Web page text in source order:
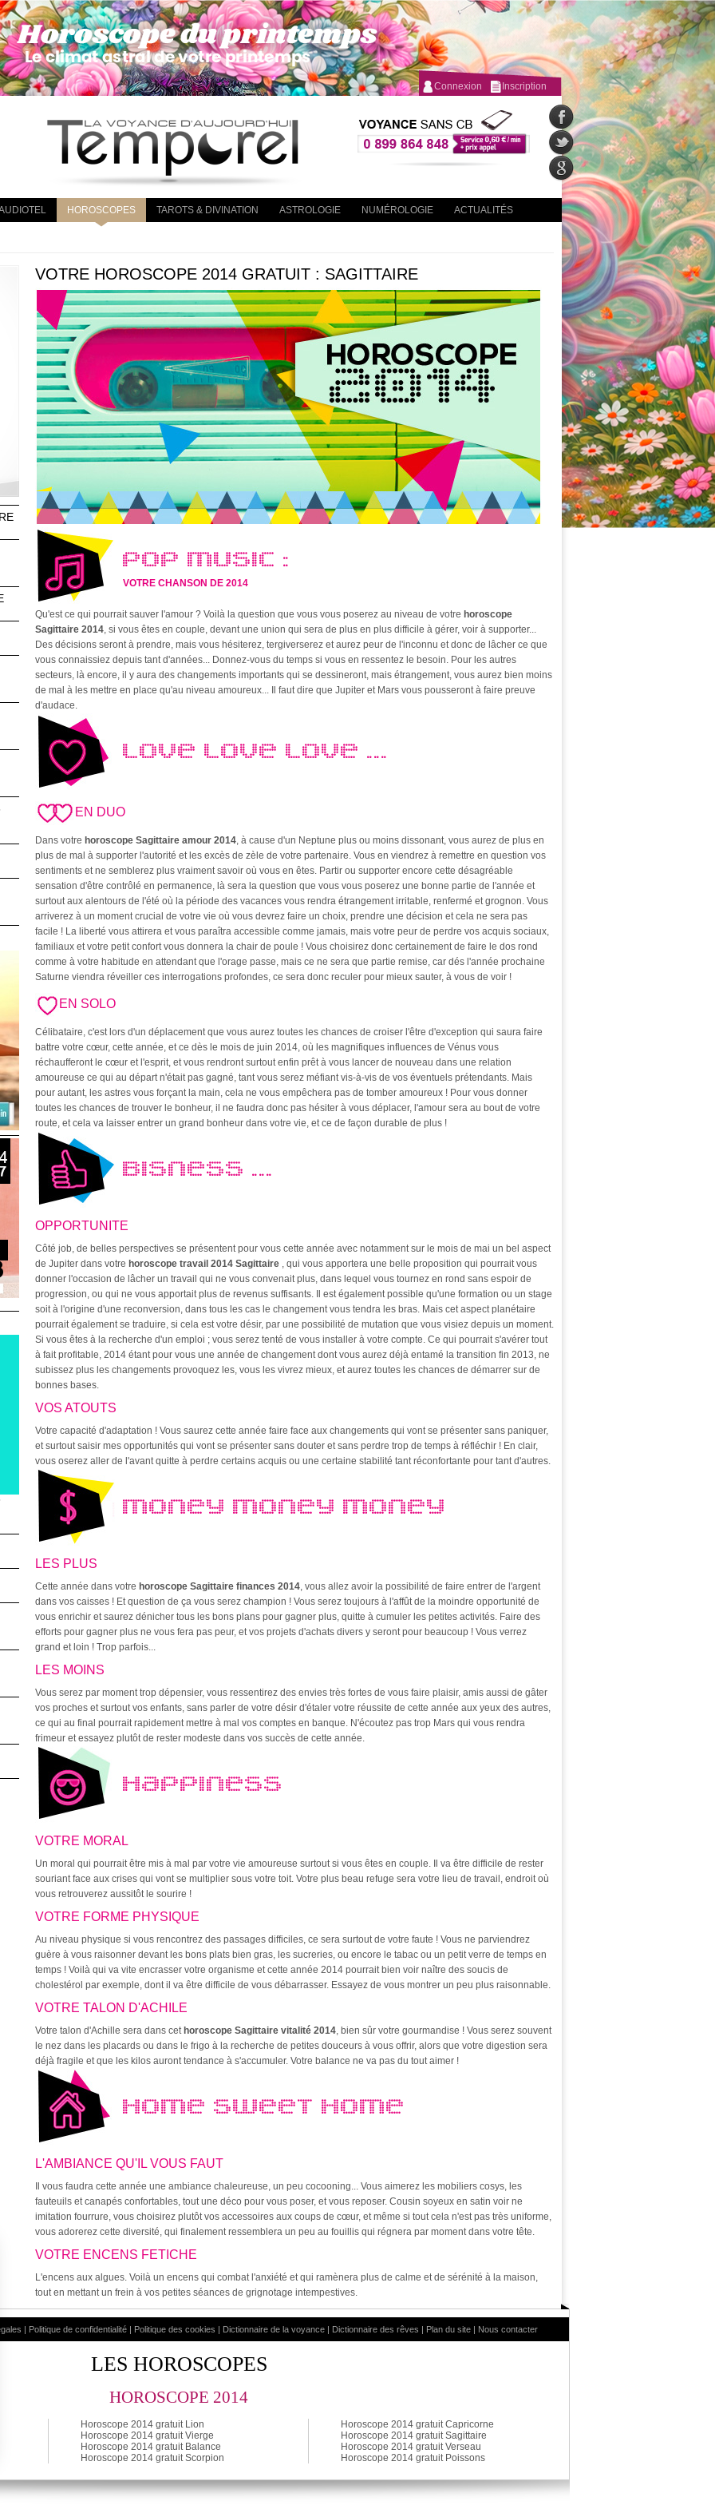
Connexion Inscription
HOROSCOPES TAROTS & DIVINATION ASTROLOGIE NUMÉROLOGIE ACTUALITÉS
VOTRE HOROSCOPE 2014 GRATUIT : SAGITTAIRE
POP MUSIC :
VOTRE CHANSON DE 2014
Qu'est ce qui pourrait sauver l'amour ? Voilà la question que vous vous poserez au niveau de votre horoscope
Sagittaire 2014, si vous êtes en couple, devant une union qui sera de plus en plus difficile à gérer, voir à supporter...
Des décisions seront à prendre, mais vous hésiterez, tergiverserez et aurez peur de l'inconnu et donc de lâcher ce que
vous connaissiez depuis tant d'années... Donnez-vous du temps si vous en ressentez le besoin. Pour les autres
secteurs, là encore, il y aura des changements importants qui se dessineront, mais étrangement, vous aurez bien moins
de mal à les mettre en place qu'au niveau amoureux... Il faut dire que Jupiter et Mars vous pousseront à faire preuve
d'audace.
LOVE LOVE LOVE ...
EN DUO
Dans votre horoscope Sagittaire amour 2014, à cause d'un Neptune plus ou moins dissonant, vous aurez de plus en
plus de mal à supporter l'autorité et les excès de zèle de votre partenaire. Vous en viendrez à remettre en question vos
sentiments et ne semblerez plus vraiment savoir où vous en êtes. Partir ou supporter encore cette désagréable
sensation d'être contrôlé en permanence, là sera la question que vous vous poserez une bonne partie de l'année et
surtout aux alentours de l'été où la période des vacances vous rendra étrangement irritable, renfermé et grognon. Vous
arriverez à un moment crucial de votre vie où vous devrez faire un choix, prendre une décision et cela ne sera pas
facile ! La liberté vous attirera et vous paraîtra accessible comme jamais, mais votre peur de perdre vos acquis sociaux,
familiaux et votre petit confort vous donnera la chair de poule ! Vous choisirez donc certainement de faire le dos rond
comme à votre habitude en attendant que l'orage passe, mais ce ne sera que partie remise, car dés l'année prochaine
Saturne viendra réveiller ces interrogations profondes, ce sera donc reculer pour mieux sauter, à vous de voir !
EN SOLO
Célibataire, c'est lors d'un déplacement que vous aurez toutes les chances de croiser l'être d'exception qui saura faire
battre votre cœur, cette année, et ce dès le mois de juin 2014, où les magnifiques influences de Vénus vous
réchaufferont le cœur et l'esprit, et vous rendront surtout enfin prêt à vous lancer de nouveau dans une relation
amoureuse ce qui au départ n'était pas gagné, tant vous serez méfiant vis-à-vis de vos éventuels prétendants. Mais
pour autant, les astres vous forçant la main, cela ne vous empêchera pas de tomber amoureux ! Pour vous donner
toutes les chances de trouver le bonheur, il ne faudra donc pas hésiter à vous déplacer, l'amour sera au bout de votre
route, et cela va laisser entrer un grand bonheur dans votre vie, et ce de façon durable de plus !
BISNESS ...
OPPORTUNITE
Côté job, de belles perspectives se présentent pour vous cette année avec notamment sur le mois de mai un bel aspect
de Jupiter dans votre horoscope travail 2014 Sagittaire , qui vous apportera une belle proposition qui pourrait vous
donner l'occasion de lâcher un travail qui ne vous convenait plus, dans lequel vous tournez en rond sans espoir de
progression, ou qui ne vous apportait plus de revenus suffisants. Il est également possible qu'une formation ou un stage
soit à l'origine d'une reconversion, dans tous les cas le changement vous tendra les bras. Mais cet aspect planétaire
pourrait également se traduire, si cela est votre désir, par une possibilité de mutation que vous visiez depuis un moment.
Si vous êtes à la recherche d'un emploi ; vous serez tenté de vous installer à votre compte. Ce qui pourrait s'avérer tout
à fait profitable, 2014 étant pour vous une année de changement dont vous aurez déjà entamé la transition fin 2013, ne
subissez plus les changements provoquez les, vous les vivrez mieux, et aurez toutes les chances de démarrer sur de
bonnes bases.
VOS ATOUTS
Votre capacité d'adaptation ! Vous saurez cette année faire face aux changements qui vont se présenter sans paniquer,
et surtout saisir mes opportunités qui vont se présenter sans douter et sans perdre trop de temps à réfléchir ! En clair,
vous oserez aller de l'avant quitte à perdre certains acquis ou une certaine stabilité tant réconfortante pour tant d'autres.
MONEY MONEY MONEY
LES PLUS
Cette année dans votre horoscope Sagittaire finances 2014, vous allez avoir la possibilité de faire entrer de l'argent
dans vos caisses ! Et question de ça vous serez champion ! Vous serez toujours à l'affût de la moindre opportunité de
vous enrichir et saurez dénicher tous les bons plans pour gagner plus, quitte à cumuler les petites activités. Faire des
efforts pour gagner plus ne vous fera pas peur, et vos projets d'achats divers y seront pour beaucoup ! Vous verrez
grand et loin ! Trop parfois...
LES MOINS
Vous serez par moment trop dépensier, vous ressentirez des envies très fortes de vous faire plaisir, amis aussi de gâter
vos proches et surtout vos enfants, sans parler de votre désir d'étaler votre réussite de cette année aux yeux des autres,
ce qui au final pourrait rapidement mettre à mal vos comptes en banque. N'écoutez pas trop Mars qui vous rendra
frimeur et essayez plutôt de rester modeste dans vos succès de cette année.
HAPPINESS
VOTRE MORAL
Un moral qui pourrait être mis à mal par votre vie amoureuse surtout si vous êtes en couple. Il va être difficile de rester
souriant face aux crises qui vont se multiplier sous votre toit. Votre plus beau refuge sera votre lieu de travail, endroit où
vous retrouverez aussitôt le sourire !
VOTRE FORME PHYSIQUE
Au niveau physique si vous rencontrez des passages difficiles, ce sera surtout de votre faute ! Vous ne parviendrez
guère à vous raisonner devant les bons plats bien gras, les sucreries, ou encore le tabac ou un petit verre de temps en
temps ! Voilà qui va vite encrasser votre organisme et cette année 2014 pourrait bien voir naître des soucis de
cholestérol par exemple, dont il va être difficile de vous débarrasser. Essayez de vous montrer un peu plus raisonnable.
VOTRE TALON D'ACHILE
Votre talon d'Achille sera dans cethoroscope Sagittaire vitalité 2014, bien sûr votre gourmandise ! Vous serez souvent
le nez dans les placards ou dans le frigo à la recherche de petites douceurs à vous offrir, alors que votre digestion sera
déjà fragile et que les kilos auront tendance à s'accumuler. Votre balance ne va pas du tout aimer !
HOME SWEET HOME
L'AMBIANCE QU'IL VOUS FAUT
Il vous faudra cette année une ambiance chaleureuse, un peu cocooning... Vous aimerez les mobiliers cosys, les
fauteuils et canapés confortables, tout une déco pour vous poser, et vous reposer. Cousin soyeux en satin voir ne
imitation fourrure, vous choisirez plutôt vos accessoires aux coups de cœur, et même si tout cela n'est pas très uniforme,
vous adorerez cette diversité, qui finalement ressemblera un peu au fouillis qui régnera par moment dans votre tête.
VOTRE ENCENS FETICHE
L'encens aux algues. Voilà un encens qui combat l'anxiété et qui ramènera plus de calme et de sérénité à la maison,
tout en mettant un frein à vos petites séances de grignotage intempestives.
| Politique de confidentialité| Politique des cookies | Dictionnaire de la voyance| Dictionnaire des rêves | Plan du site| Nous contacter
LES HOROSCOPES
HOROSCOPE 2014
Horoscope 2014 gratuit Lion
Horoscope 2014 gratuit Vierge
Horoscope 2014 gratuit Balance
Horoscope 2014 gratuit Scorpion
Horoscope 2014 gratuit Capricorne
Horoscope 2014 gratuit Sagittaire
Horoscope 2014 gratuit Verseau
Horoscope 2014 gratuit Poissons
en garantissant la conformité avec les réglementations. Personnalisez vos préférences pour contrôler la manière dont vos informations sont manipulées.